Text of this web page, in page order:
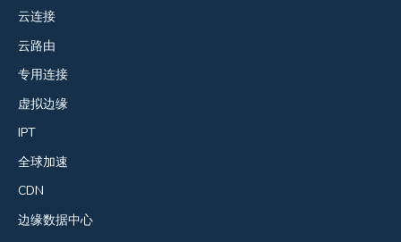
云连接
云路由
专用连接
虚拟边缘
IPT
全球加速
CDN
边缘数据中心